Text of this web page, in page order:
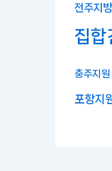
전주지
집합
충주지원
포항지